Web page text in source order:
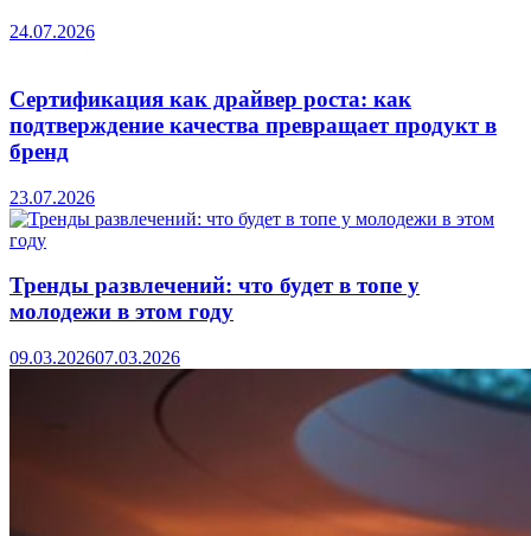
24.07.2026
Сертификация как драйвер роста: как
подтверждение качества превращает продукт в
бренд
23.07.2026
Тренды развлечений: что будет в топе у
молодежи в этом году
09.03.202607.03.2026